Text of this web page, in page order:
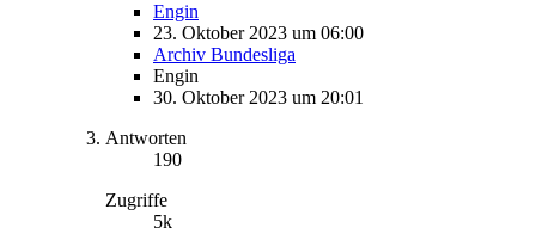
Engin
23. Oktober 2023 um 06:00
Archiv Bundesliga
Engin
30. Oktober 2023 um 20:01
Antworten
190
Zugriffe
5k